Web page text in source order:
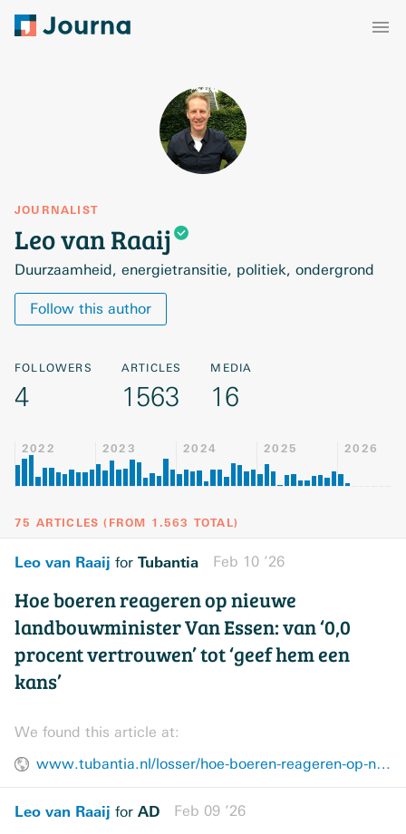
JOURNALIST
Leo vanRaaij
Duurzaamheid, energietransitie, politiek, ondergrond
Follow this author
FOLLOWERS
4
ARTICLES
1563
MEDIA
16
2022 2023 2024 2025 2026
75 ARTICLES ( FROM 1.563 TOTAL)
Leo van Raaij for Tubantia Feb 10 ’26
Hoe boeren reageren op nieuwe
landbouwminister Van Essen: van ‘0,0
procent vertrouwen’ tot ‘geef hem een
kans’
We found this article at:
www.tubantia.nl/losser/hoe-boeren-reageren-op-nieuwe-landbouwminister-van-essen-van-0-0-procent-vertrouwen-tot-geef-hem-een-kans~a7709eac/
Leo van Raaij for AD Feb 09 ’26